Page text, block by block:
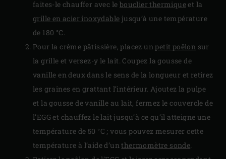
faites-le chauffer avec le bouclier thermiqueet la
grille en acier inoxydable jusqu’à une température
de 180 °C.
Pour la crème pâtissière, placez un petit poêlon sur
la grille et versez-y le lait. Coupez la gousse de
vanille en deux dans le sens de la longueur et retirez
les graines en grattant l’intérieur. Ajoutez la pulpe
et la gousse de vanille au lait, fermez le couvercle de
l’EGG et chauffez le lait jusqu’à ce qu’il atteigne une
température de 50 °C ; vous pouvez mesurer cette
température à l’aide d’unthermomètre sonde.